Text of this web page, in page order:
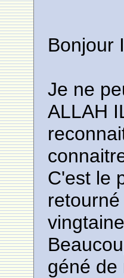
Bonjour
Je ne
ALLAH
C'est le
géné de